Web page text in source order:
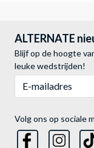
ALTERNATE
Blijf op de hoogte
leuke wedstrijden!
Volg ons op sociale